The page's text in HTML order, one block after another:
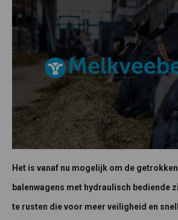
Het is vanaf nu mogelijk om de getrokken
balenwagens met hydraulisch bediende
te rusten die voor meer veiligheid en